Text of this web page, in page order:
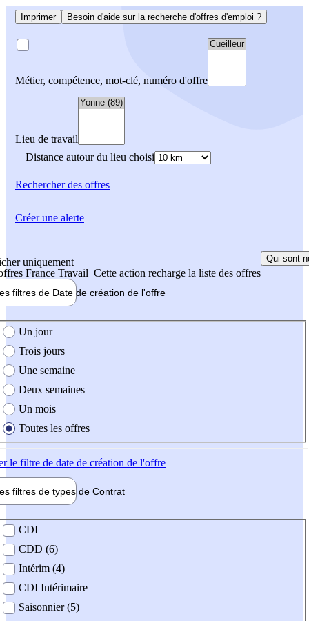
Imprimer Besoin d'aide sur la recherche d'offres d'emploi ?
Métier, compétence, mot-clé, numéro d'offre
Lieu de travail
Distance autour du lieu choisi
Rechercherdes offres
uniquement
France Travail Cette action recharge la liste des offres
Qui sont
filtres de Date de création de l'offre
création de l'offre
Un jour
Trois jours
Une semaine
Deux semaines
Un mois
Toutes les offres
le filtre de date de création de l'offre
filtres de types de Contrat
contrat
CDI
CDD (6)
Intérim (4)
CDI Intérimaire
Saisonnier (5)
Créer une alerte